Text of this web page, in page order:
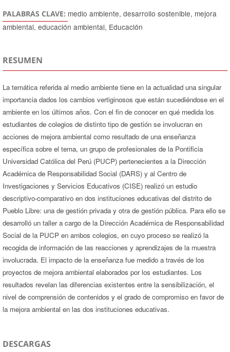
PALABRAS CLAVE: medio ambiente, desarrollo sostenible, mejora
ambiental, educación ambiental, Educación
RESUMEN
La temática referida al medio ambiente tiene en la actualidad una singular
importancia dados los cambios vertiginosos que están sucediéndose en el
ambiente en los últimos años. Con el fin de conocer en qué medida los
estudiantes de colegios de distinto tipo de gestión se involucran en
acciones de mejora ambiental como resultado de una enseñanza
específica sobre el tema, un grupo de profesionales de la Pontificia
Universidad Católica del Perú (PUCP) pertenecientes a la Dirección
Académica de Responsabilidad Social (DARS) y al Centro de
Investigaciones y Servicios Educativos (CISE) realizó un estudio
descriptivo-comparativo en dos instituciones educativas del distrito de
Pueblo Libre: una de gestión privada y otra de gestión pública. Para ello se
desarrolló un taller a cargo de la Dirección Académica de Responsabilidad
Social de la PUCP en ambos colegios, en cuyo proceso se realizó la
recogida de información de las reacciones y aprendizajes de la muestra
involucrada. El impacto de la enseñanza fue medido a través de los
proyectos de mejora ambiental elaborados por los estudiantes. Los
resultados revelan las diferencias existentes entre la sensibilización, el
nivel de comprensión de contenidos y el grado de compromiso en favor de
la mejora ambiental en las dos instituciones educativas.
DESCARGAS